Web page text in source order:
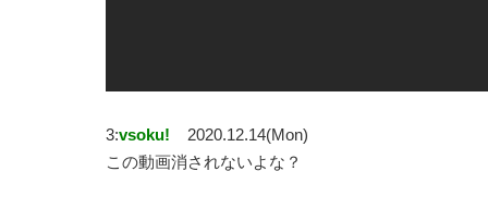
3:vsoku!
2020.12.14(Mon)
この動画消されないよな？